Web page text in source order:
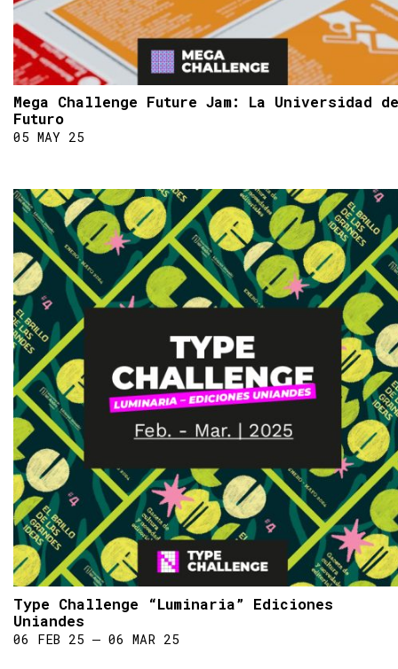
Mega Challenge Future Jam: La Universidad
Futuro
05 MAY 25
Type Challenge “Luminaria” Ediciones
Uniandes
06 FEB 25 ― 06 MAR 25